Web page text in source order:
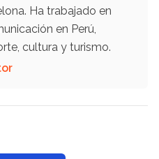
Ha trabajado en
en Perú,
cultura y turismo.